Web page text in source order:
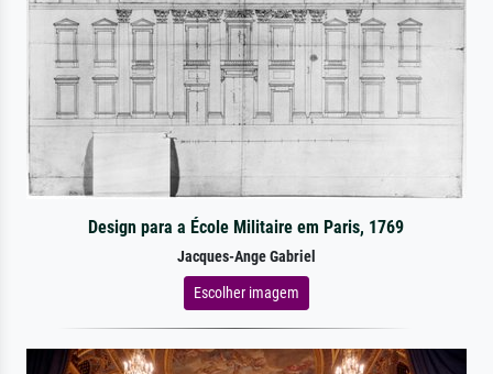
Design para a École Militaire em Paris, 1769
Jacques-Ange Gabriel
Escolher imagem